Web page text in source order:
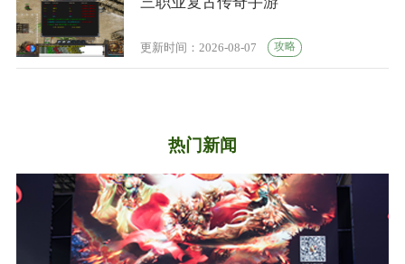
更新时间：2026-08-07 攻略
热门新闻